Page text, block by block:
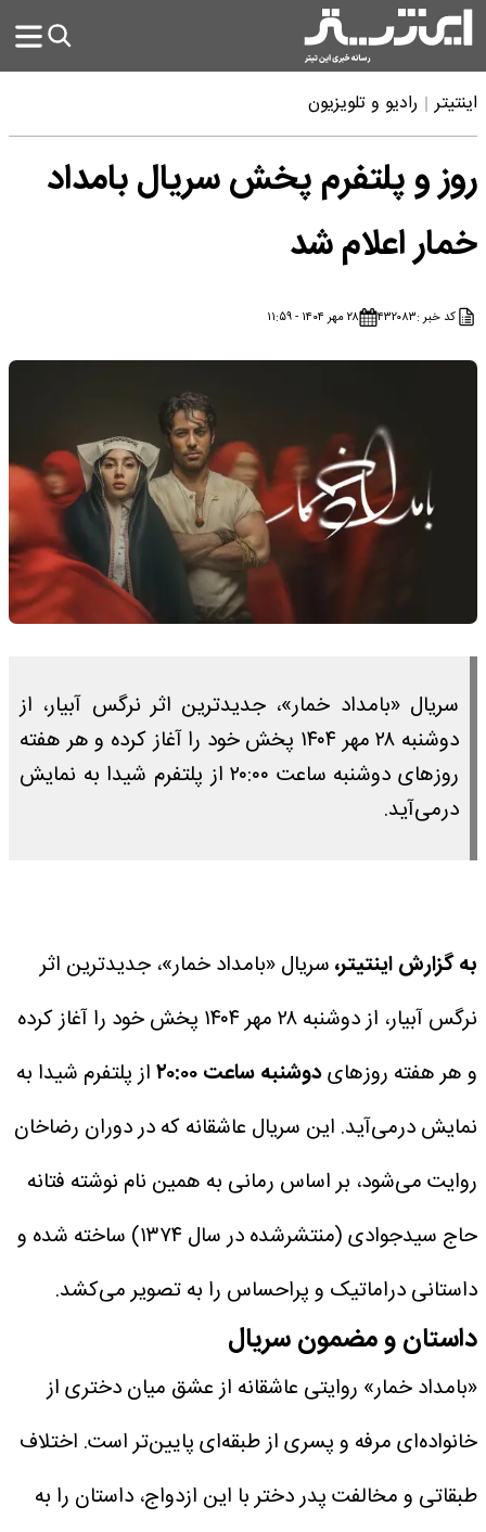
اینتیتر رادیو و تلویزیون
روز و پلتفرم پخش سریال بامداد
خمار اعلام شد
کد خبر :۴۳۲۰۸۳ ۲۸ مهر ۱۴۰۴ - ۱۱:۵۹
سریال «بامداد خمار»، جدیدترین اثر نرگس آبیار، از
دوشنبه ۲۸ مهر ۱۴۰۴ پخش خود را آغاز کرده و هر هفته
روزهای دوشنبه ساعت ۲۰:۰۰ از پلتفرم شیدا به نمایش
درمی‌آید.
به گزارش اینتیتر،سریال «بامداد خمار»، جدیدترین اثر
نرگس آبیار، از دوشنبه ۲۸ مهر ۱۴۰۴ پخش خود را آغاز کرده
و هر هفته روزهایدوشنبه ساعت ۲۰:۰۰
از پلتفرم شیدا به
نمایش درمی‌آید. این سریال عاشقانه که در دوران رضاخان
روایت می‌شود، بر اساس رمانی به همین نام نوشته فتانه
حاج سیدجوادی (منتشرشده در سال ۱۳۷۴) ساخته شده و
داستانی دراماتیک و پراحساس را به تصویر می‌کشد.
داستان و مضمون سریال
«بامداد خمار» روایتی عاشقانه از عشق میان دختری از
خانواده‌ای مرفه و پسری از طبقه‌ای پایین‌تر است. اختلاف
طبقاتی و مخالفت پدر دختر با این ازدواج، داستان را به